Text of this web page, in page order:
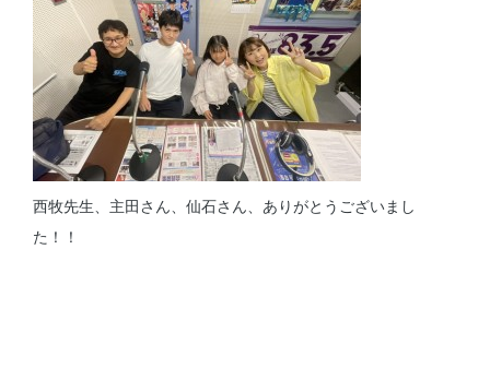
西牧先生、主田さん、仙石さん、ありがとうございまし
た！！